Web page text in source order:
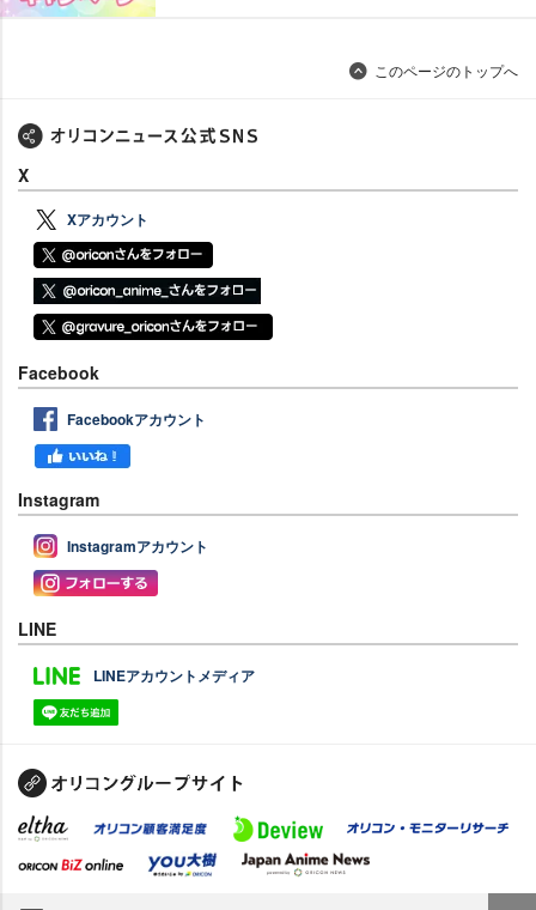
このページのトップへ
X
Xアカウント
Facebook
Facebookアカウント
Instagram
Instagramアカウント
LINE
LINEアカウントメディア